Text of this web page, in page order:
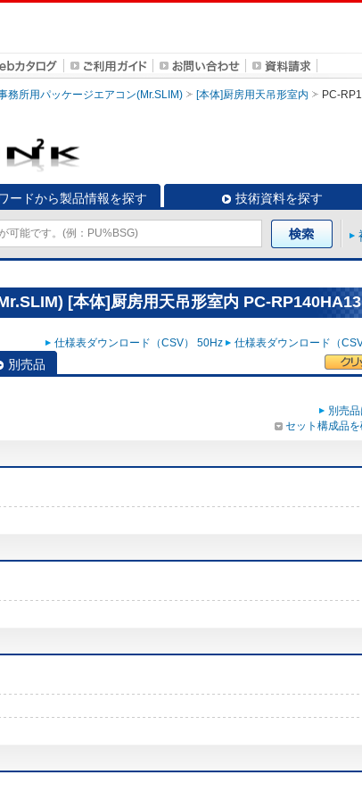
務所用パッケージエアコン(Mr.SLIM) [本体]厨房用天吊形室内 PC-
ードから製品情報を探す 技術資料を探す
[本体]厨房用天吊形室内 PC-RP140HA13
仕様表ダウンロード（CSV） 50Hz 仕様表ダウンロード（
別売品
別売
セット構成品